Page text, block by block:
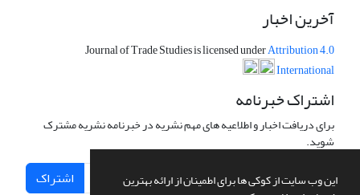
این وب سایت از کوکی ها برای اطمینان از ارائه بهترین
آخرین اخبار
Journal of Trade Studies is licensed underAttribution 4.0
International
اشتراک خبرنامه
برای دریافت اخبار و اطلاعیه های مهم نشریه در خبرنامه نشریه مشترک
شوید.
اشتراک